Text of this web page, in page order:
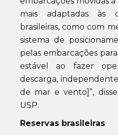
mais adaptadas às
brasileiras, como com
sistema de
pelas embarcações
estável ao fazer
descarga,
de mar e vento]”,
USP.
Reservas brasileiras